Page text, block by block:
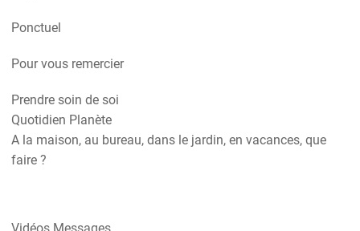
Ponctuel
Pour vous remercier
Prendre soin de soi
Quotidien Planète
A la maison, au bureau, dans le jardin, en vacances, que
faire ?